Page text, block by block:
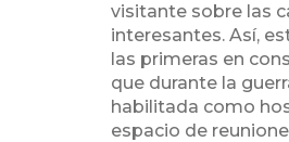
visitante sobre las
interesantes. Así,
las primeras en
que durante la
habilitada como
espacio de